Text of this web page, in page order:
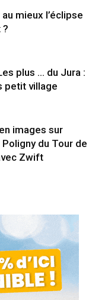
mieux l’éclipse
?
plus … du Jura :
petit village
images sur
Poligny du Tour de
Zwift